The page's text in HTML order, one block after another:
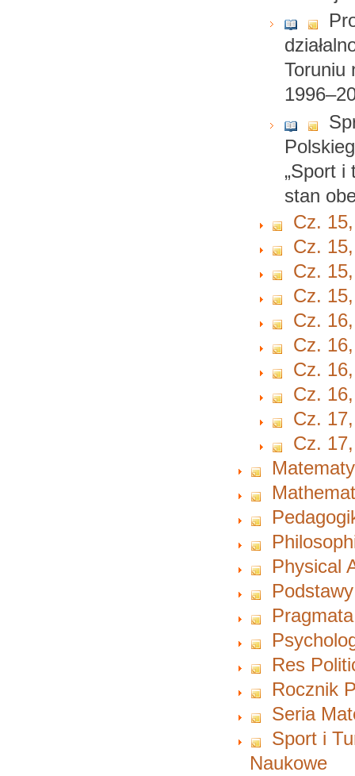
Toruniu
„Sport i
stan
Cz.
Cz.
Cz.
Cz.
Cz.
Cz.
Cz.
Cz.
Cz.
Cz.
Physical
Res
Rocznik
Seria
Sport i
Naukowe